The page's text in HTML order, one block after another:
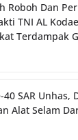
Roboh Dan
TNI AL
Terdampak
SAR Unhas,
Alat Selam